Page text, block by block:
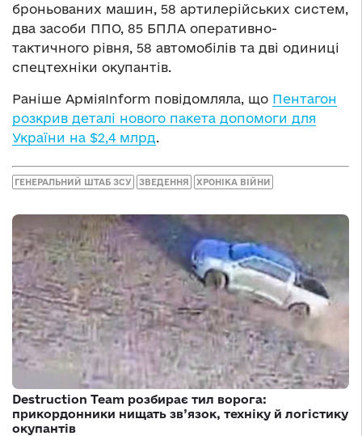
броньованих машин, 58 артилерійських систем,
два засоби ППО, 85 БПЛА оперативно-
тактичного рівня, 58 автомобілів та дві одиниці
спецтехніки окупантів.
Раніше АрміяInform повідомляла, що Пентагон
розкрив деталі нового пакета допомоги для
України на $2,4 млрд.
ГЕНЕРАЛЬНИЙ ШТАБ ЗСУ ЗВЕДЕННЯ ХРОНІКА ВІЙНИ
Destruction Team розбирає тил ворога:
прикордонники нищать зв’язок, техніку й логістику
окупантів